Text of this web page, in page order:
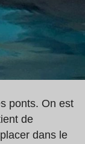
ponts. On est
de
dans le